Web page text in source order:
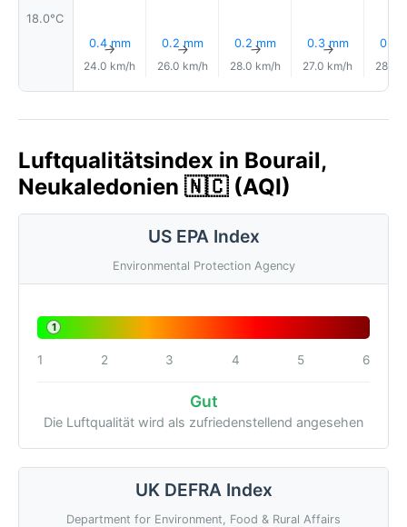
18.0°C
0.4 mm
↑
24.0 km/h
0.2 mm
↑
26.0 km/h
0.2 mm
↑
28.0 km/h
0.3 mm
↑
27.0 km/h
0.4
28.0
Luftqualitätsindex in Bourail,
Neukaledonien 🇳🇨 (AQI)
US EPA Index
Environmental Protection Agency
1
1 2 3 4 5 6
Gut
Die Luftqualität wird als zufriedenstellend angesehen
UK DEFRA Index
Department for Environment, Food & Rural Affairs